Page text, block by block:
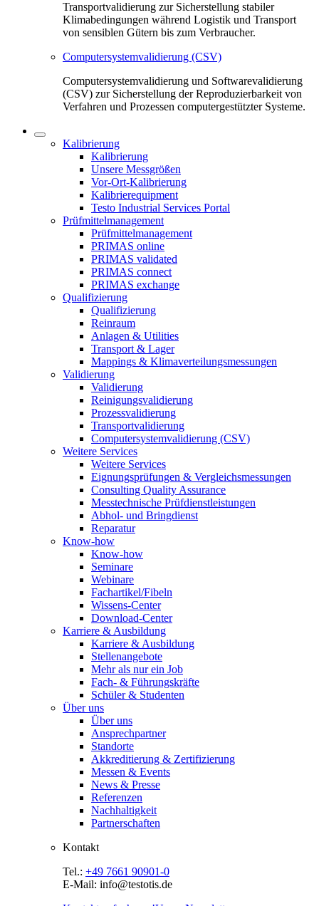
Transportvalidierung zur Sicherstellung stabiler
Klimabedingungen während Logistik und Transport
von sensiblen Gütern bis zum Verbraucher.
Computersystemvalidierung (CSV)
Computersystemvalidierung und Softwarevalidierung
(CSV) zur Sicherstellung der Reproduzierbarkeit von
Verfahren und Prozessen computergestützter Systeme.
Kalibrierung
Kalibrierung
Unsere Messgrößen
Vor-Ort-Kalibrierung
Kalibrierequipment
Testo Industrial Services Portal
Prüfmittelmanagement
Prüfmittelmanagement
PRIMAS online
PRIMAS validated
PRIMAS connect
PRIMAS exchange
Qualifizierung
Qualifizierung
Reinraum
Anlagen & Utilities
Transport & Lager
Mappings & Klimaverteilungsmessungen
Validierung
Validierung
Reinigungsvalidierung
Prozessvalidierung
Transportvalidierung
Computersystemvalidierung (CSV)
Weitere Services
Weitere Services
Eignungsprüfungen & Vergleichsmessungen
Consulting Quality Assurance
Messtechnische Prüfdienstleistungen
Abhol- und Bringdienst
Reparatur
Know-how
Know-how
Seminare
Webinare
Fachartikel/Fibeln
Wissens-Center
Download-Center
Karriere & Ausbildung
Karriere & Ausbildung
Stellenangebote
Mehr als nur ein Job
Fach- & Führungskräfte
Schüler & Studenten
Über uns
Über uns
Ansprechpartner
Standorte
Akkreditierung & Zertifizierung
Messen & Events
News & Presse
Referenzen
Nachhaltigkeit
Partnerschaften
Kontakt
Tel.: +49 7661 90901-0
E-Mail: info@testotis.de